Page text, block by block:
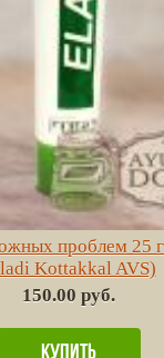
проблем 25
Kottakkal AVS)
150.00 руб.